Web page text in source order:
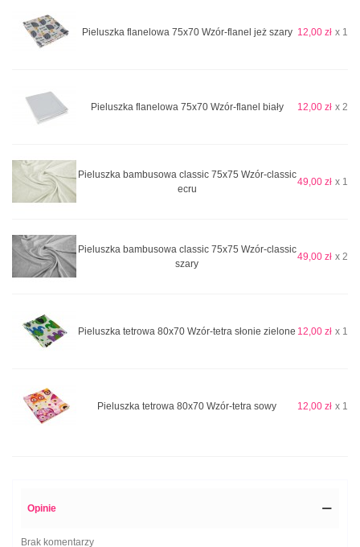
Pieluszka flanelowa 75x70 Wzór-flanel jeż szary 12,00 zł x 1
Pieluszka flanelowa 75x70 Wzór-flanel biały 12,00 zł x 2
Pieluszka bambusowa classic 75x75 Wzór-classic
ecru
49,00 zł x 1
Pieluszka bambusowa classic 75x75 Wzór-classic
szary
49,00 zł x 2
Pieluszka tetrowa 80x70 Wzór-tetra słonie zielone 12,00 zł x 1
Pieluszka tetrowa 80x70 Wzór-tetra sowy 12,00 zł x 1
Opinie
Brak komentarzy